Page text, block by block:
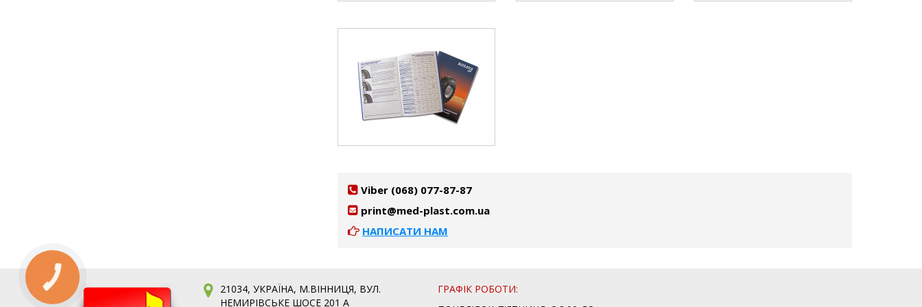
Viber (068) 077-87-87
print@med-plast.com.ua
НАПИСАТИ НАМ
21034, УКРАЇНА, М.ВІННИЦЯ, ВУЛ.
НЕМИРІВСЬКЕ ШОСЕ 201 А
ГРАФІК РОБОТИ: